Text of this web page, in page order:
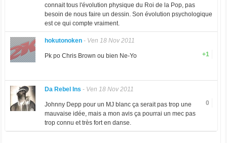
connait tous l'évolution physique du Roi de la Pop, pas
besoin de nous faire un dessin. Son évolution psychologique
est ce qui compte vraiment.
hokutonoken- Ven 18 Nov 2011
+1
Pk po Chris Brown ou bien Ne-Yo
Da Rebel Ins - Ven 18 Nov 2011
0
Johnny Depp pour un MJ blanc ça serait pas trop une
mauvaise idée, mais a mon avis ça pourrai un mec pas
trop connu et très fort en danse.